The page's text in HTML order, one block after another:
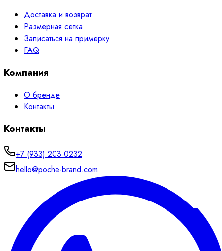
Доставка и возврат
Размерная сетка
Записаться на примерку
FAQ
Компания
О бренде
Контакты
Контакты
+7 (933) 203 0232
hello@poche-brand.com